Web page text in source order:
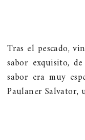
Tras el pescado,
sabor exquisito,
sabor era muy
Paulaner Salvator,